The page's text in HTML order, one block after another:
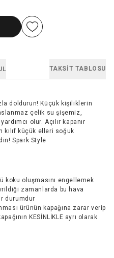
TAKSIT TABLOSU
doldurun! Küçük kişiliklerin
çelik su şişemiz,
olur. Açılır kapanır
küçük elleri soğuk
Spark Style
koku oluşmasını engellemek
zamanlarda bu hava
durumdur
ürünün kapağına zarar verip
KESİNLİKLE ayrı olarak